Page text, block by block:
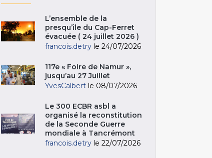
L’ensemble de la
presqu’île du Cap-Ferret
évacuée ( 24 juillet 2026 )
francois.detry le 24/07/2026
117e « Foire de Namur »,
jusqu’au 27 Juillet
YvesCalbert le 08/07/2026
Le 300 ECBR asbl a
organisé la reconstitution
de la Seconde Guerre
mondiale à Tancrémont
francois.detry le 22/07/2026